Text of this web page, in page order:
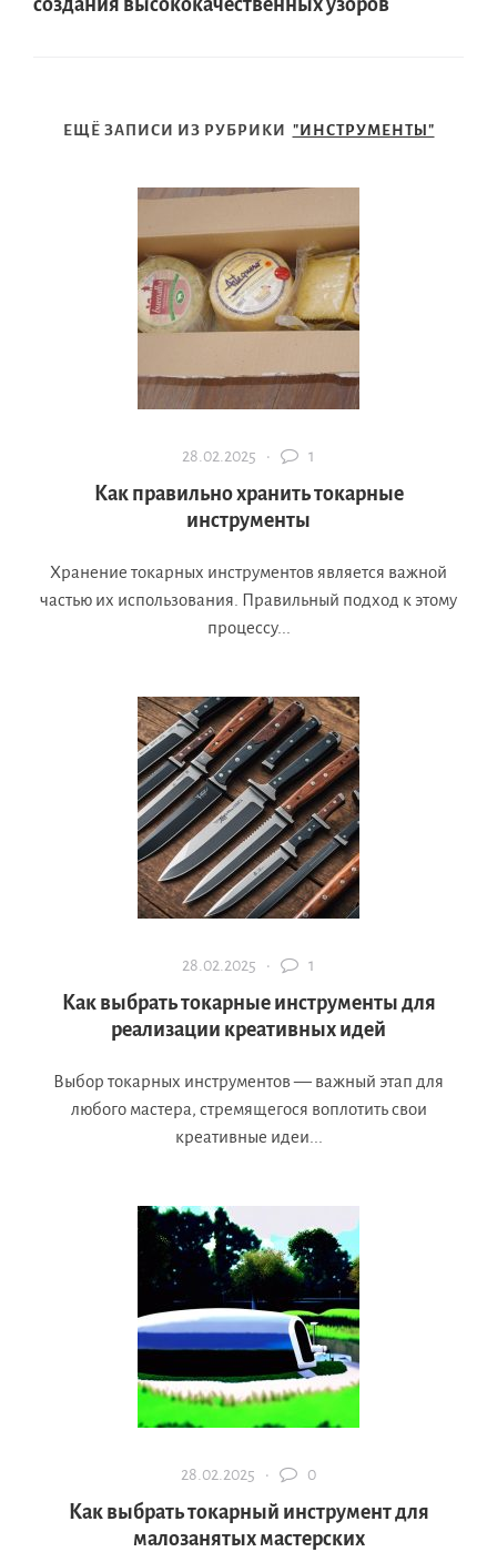
создания высококачественных узоров
ЕЩЁ ЗАПИСИ ИЗ РУБРИКИ "ИНСТРУМЕНТЫ"
28.02.2025 · 1
Как правильно хранить токарные
инструменты
Хранение токарных инструментов является важной
частью их использования. Правильный подход к этому
процессу...
28.02.2025 · 1
Как выбрать токарные инструменты для
реализации креативных идей
Выбор токарных инструментов — важный этап для
любого мастера, стремящегося воплотить свои
креативные идеи...
28.02.2025 · 0
Как выбрать токарный инструмент для
малозанятых мастерских